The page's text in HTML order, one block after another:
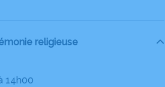
religieuse
14h00